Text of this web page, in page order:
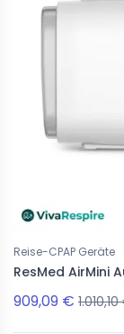
CARA - Full
Reise-CPAP Geräte
ResMed AirMini
909,09 €